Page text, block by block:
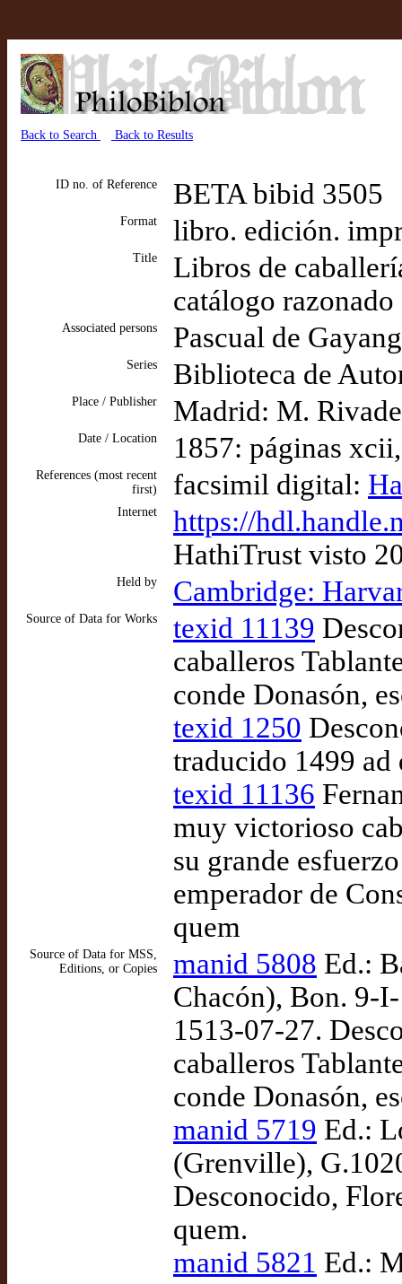
Back to Search Back to Results
ID no. of Reference BETA bibid 3505
Format libro. edición.
Title
Libros de
catálogo razonado
Associated persons Pascual de
Series Biblioteca de
Place / Publisher Madrid: M.
Date / Location 1857: páginas
References (most recent
first)
facsimil digital:
Internet
https://
HathiTrust visto
Held by Cambridge:
Source of Data for Works texid 11139
caballeros
conde Donasón,
texid 1250
traducido 1499 ad
texid 11136
muy victorioso
su grande
emperador de
quem
Source of Data for MSS,
Editions, or Copies
manid 5808 Ed.:
Chacón), Bon. 9-
1513-07-27.
caballeros
conde Donasón,
manid 5719 Ed.:
(Grenville),
Desconocido,
quem.
manid 5821 Ed.: